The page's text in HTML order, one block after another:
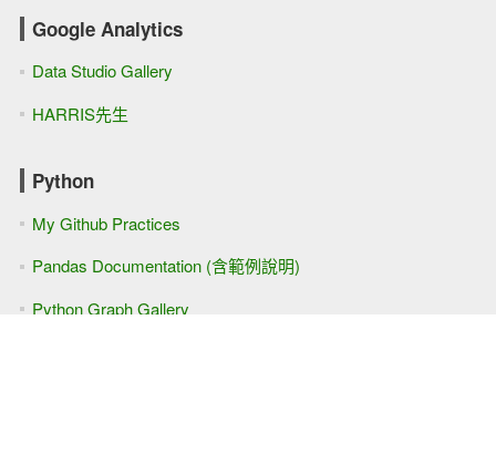
Google Analytics
Data Studio Gallery
HARRIS先生
Python
My Github Practices
Pandas Documentation (含範例說明)
Python Graph Gallery